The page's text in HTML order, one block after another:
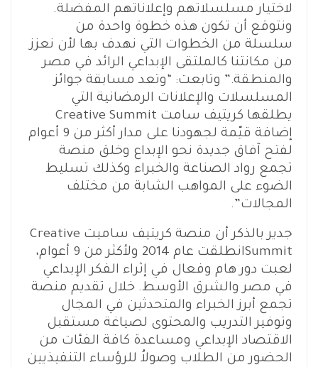
لاختيار مسلسلاتهم وإعلاناتهم المفضلة.
ونتوقع أن تكون هذه خطوة واحدة من
سلسلة من الخطوات التي نهدف بها لأن نعزز
من مكانتنا كالملتقى الإبداعي الرائد في مصر
والمنطقة.” وتابعت: “وتعد مسابقة جوائز
المسلسلات والإعلانات الرمضانية التي
يطلقها كريتيف سامت Creative Summit
إضافة قيّمة لجهودنا على مدار أكثر من 9 أعوام
لفتح آفاق جديدة نحو الإبداع وخلق منصة
تجمع رواد الصناعة والخبراء وكذلك تسليط
الضوء على المواهب الشابة من مختلف
المجالات”.
جدير بالذكر أن منصة كريتيف ساميت Creative
Summitانطلقت عام 2014 ولأكثر من 9 أعوام،
لعبت دور هام وفعال في إثراء الفكر الإبداعي
في مصر والشرق الأوسط. خلال تقديم منصة
تجمع أبرز الخبراء والمتحدثين في المجال
وتوفير التدريب والمحتوى لصياغة مستقبل
الاقتصاد الإبداعي ومساعدة كافة الفئات من
الحضور من الطلاب وصولاُ للرؤساء التنفيذيين